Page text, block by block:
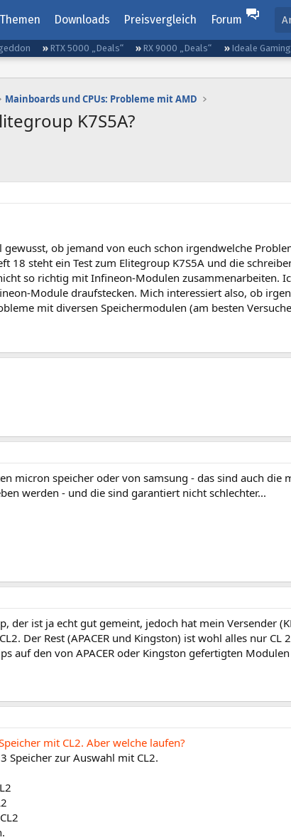
Themen Downloads Preisvergleich Forum
RTX 5000 „Deals“ RX 9000 „Deals“
Ideale
Mainboards und CPUs: Probleme mit AMD
K7S5A?
gewusst, ob jemand von euch schon irgendwelche
18 steht ein Test zum Elitegroup K7S5A und die
so richtig mit Infineon-Modulen zusammenarbeiten.
Module draufstecken. Mich interessiert also, ob
mit diversen Speichermodulen (am besten
micron speicher oder von samsung - das sind auch die
werden - und die sind garantiert nicht schlechter...
der ist ja echt gut gemeint, jedoch hat mein Versender
Der Rest (APACER und Kingston) ist wohl alles nur
auf den von APACER oder Kingston gefertigten
mit CL2. Aber welche laufen?
Speicher zur Auswahl mit CL2.